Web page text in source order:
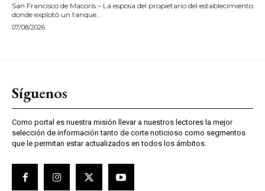
San Francisco de Macorís.– La esposa del propietario del establecimiento
donde explotó un tanque...
07/08/2026
Síguenos
Como portal es nuestra misión llevar a nuestros lectores la mejor
selección de información tanto de corte noticioso como segmentos
que le permitan estar actualizados en todos los ámbitos.